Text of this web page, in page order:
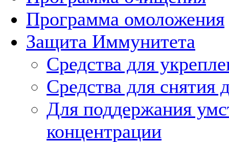
Программа омоложения
Защита Иммунитета
Средства для
Средства для снятия
Для поддержания
концентрации